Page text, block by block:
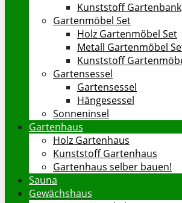
Kunststoff Gartenbank
Gartenmöbel Set
Holz Gartenmöbel Set
Metall Gartenmöbel
Kunststoff
Gartensessel
Gartensessel
Hängesessel
Sonneninsel
Gartenhaus
Holz Gartenhaus
Kunststoff Gartenhaus
Gartenhaus selber bauen!
Sauna
Gewächshaus